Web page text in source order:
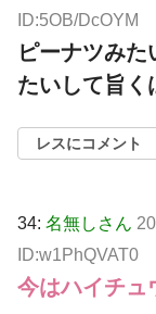
ID:5OB/DcOYM
ピーナツみた
たいして旨く
レスにコメント
34: 名無しさん
ID:w1PhQVAT0
今はハイチュ